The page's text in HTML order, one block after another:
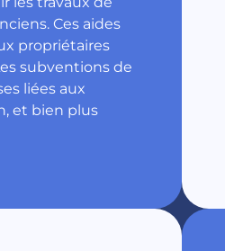
Ces aides
propriétaires
subventions de
liées aux
et bien plus